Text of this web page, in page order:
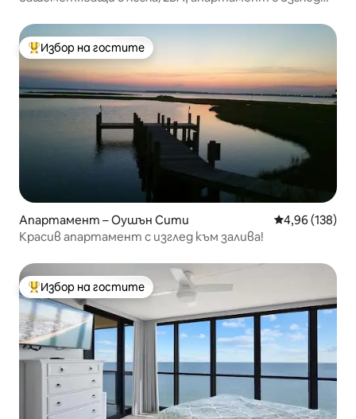
Най-популярен избор на гостите
Избор на гостите
Апартамент – Оушън Сити Средна
4,96 (138)
Красив апартамент с изглед към залива!
Най-популярен избор на гостите
Избор на гостите